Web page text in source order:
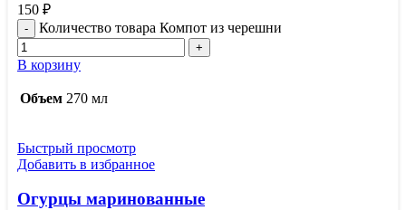
150 ₽
Количество товара Компот из черешни
В корзину
Объем 270 мл
Быстрый просмотр
Добавить в избранное
Огурцы маринованные